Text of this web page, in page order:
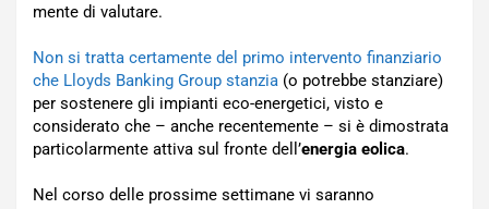
mente di valutare.
Non si tratta certamente del primo intervento finanziario
che Lloyds Banking Group stanzia (o potrebbe stanziare)
per sostenere gli impianti eco-energetici, visto e
considerato che – anche recentemente – si è dimostrata
particolarmente attiva sul fronte dell’energia eolica.
Nel corso delle prossime settimane vi saranno